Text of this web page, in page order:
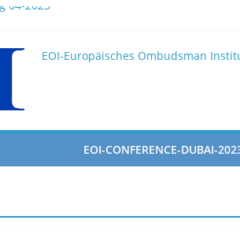
04-2025
the EOI
2025 10 28
in the Doha Conference on
EOI-Europäisches Ombudsman
EOI-CONFERENCE-DUBAI-